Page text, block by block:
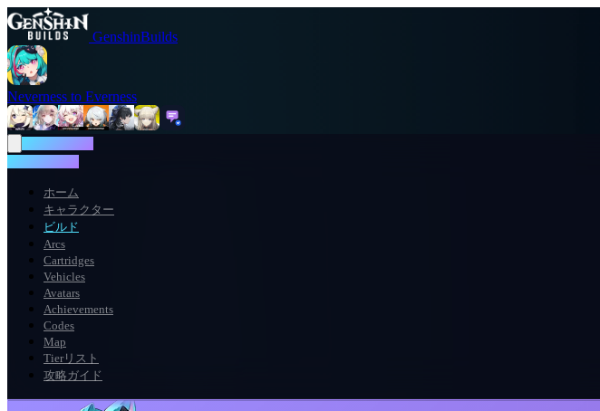
GenshinBuilds
Neverness to Everness
ホーム
キャラクター
ビルド
Arcs
Cartridges
Vehicles
Avatars
Achievements
Codes
Map
Tierリスト
攻略ガイド